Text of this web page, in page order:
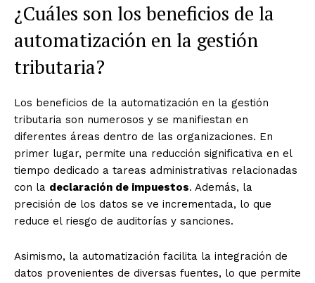
¿Cuáles son los beneficios de la
automatización en la gestión
tributaria?
Los beneficios de la automatización en la gestión
tributaria son numerosos y se manifiestan en
diferentes áreas dentro de las organizaciones. En
primer lugar, permite una reducción significativa en el
tiempo dedicado a tareas administrativas relacionadas
con la declaración de impuestos. Además, la
precisión de los datos se ve incrementada, lo que
reduce el riesgo de auditorías y sanciones.
Asimismo, la automatización facilita la integración de
datos provenientes de diversas fuentes, lo que permite